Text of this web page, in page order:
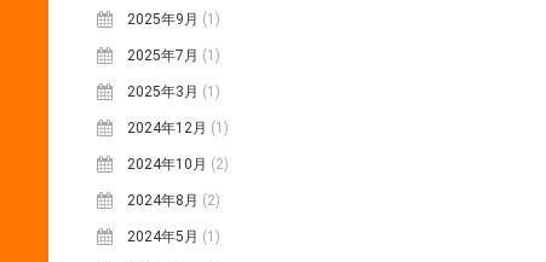
2025年9月 (1)
2025年7月 (1)
2025年3月 (1)
2024年12月 (1)
2024年10月 (2)
2024年8月 (2)
2024年5月 (1)